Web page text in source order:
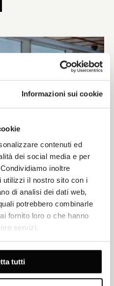
Informazioni sui cookie
contenuti ed
dei social media e per
inoltre
utilizzi il nostro sito con i
di analisi dei dati web,
potrebbero combinarle
fornito loro o che hanno
servizi.
tutti